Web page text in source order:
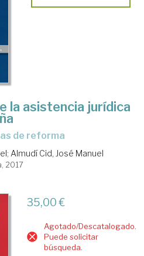
la asistencia jurídica
de reforma
; Almudí Cid, José Manuel
2017
35,00 €
Agotado/Descatalogado.
Puede solicitar
búsqueda.